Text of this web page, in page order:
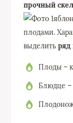
прочный
плодами.
выделитьряд
Плоды –
Блюдце –